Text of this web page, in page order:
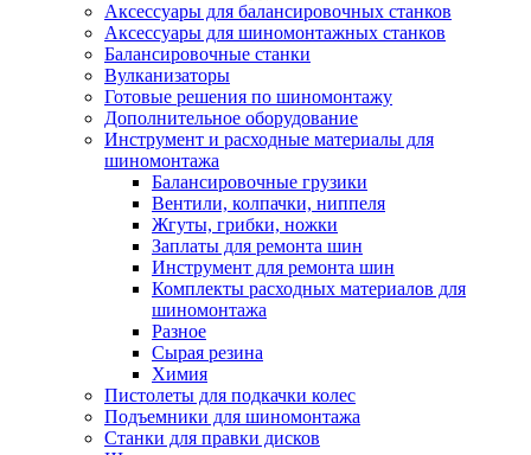
Аксессуары для балансировочных станков
Аксессуары для шиномонтажных станков
Балансировочные станки
Вулканизаторы
Готовые решения по шиномонтажу
Дополнительное оборудование
Инструмент и расходные материалы для
шиномонтажа
Балансировочные грузики
Вентили, колпачки, ниппеля
Жгуты, грибки, ножки
Заплаты для ремонта шин
Инструмент для ремонта шин
Комплекты расходных материалов для
шиномонтажа
Разное
Сырая резина
Химия
Пистолеты для подкачки колес
Подъемники для шиномонтажа
Станки для правки дисков